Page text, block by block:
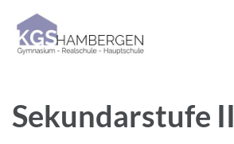
Inhalt
springen
Sekundarstufe II